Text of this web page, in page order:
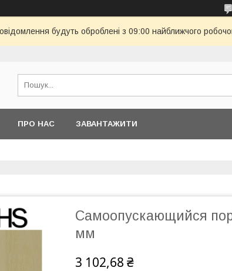
будуть оброблені з 09:00 найближчого
ПРО НАС ЗАВАНТАЖИТИ
Самоопускающийся
мм
3 102,68 ₴